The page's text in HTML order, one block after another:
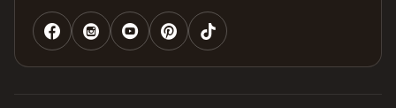
   